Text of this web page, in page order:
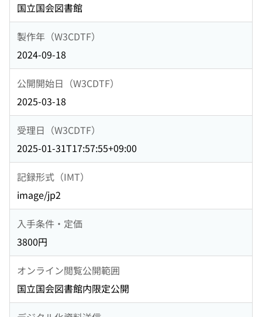
国立国会図書館
製作年（W3CDTF）
2024-09-18
公開開始日（W3CDTF）
2025-03-18
受理日（W3CDTF）
2025-01-31T17:57:55+09:00
記録形式（IMT）
image/jp2
入手条件・定価
3800円
オンライン閲覧公開範囲
国立国会図書館内限定公開